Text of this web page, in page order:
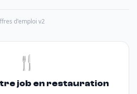
d'emploi v2
🍴
job en restauration